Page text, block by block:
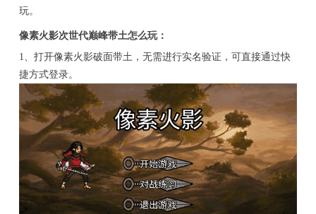
玩。
像素火影次世代巅峰带土怎么玩：
1、打开像素火影破面带土，无需进行实名验证，可直接通过快
捷方式登录。